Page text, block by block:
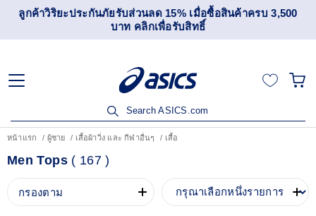
ลูกค้าวิริยะประกันภัยรับส่วนลด 15% เมื่อซื้อสินค้าครบ 3,500
บาท คลิกเพื่อรับสิทธิ์
Search ASICS.com
หน้าแรก ผู้ชาย เสื้อผ้าวิ่ง และ กีฬาอื่นๆ เสื้อ
Men Tops ( 167)
กรองตาม